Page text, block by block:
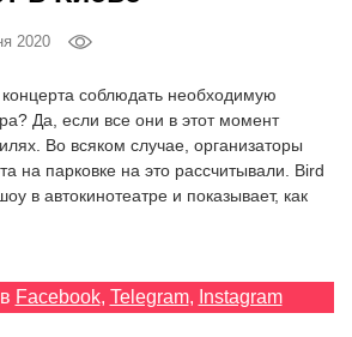
2020
соблюдать необходимую
Да, если все они в этот момент
Во всяком случае, организаторы
на парковке на это рассчитывали. Bird
в автокинотеатре и показывает, как
Facebook, Telegram, Instagram